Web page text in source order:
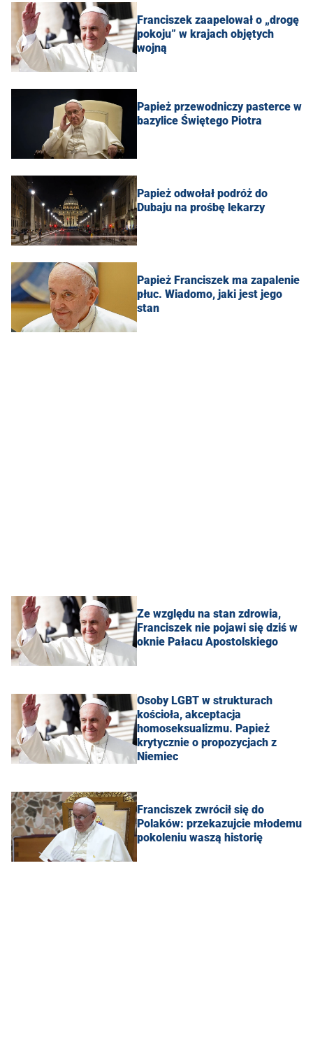
Franciszek zaapelował o „drogę
pokoju” w krajach objętych
wojną
Papież przewodniczy pasterce w
bazylice Świętego Piotra
Papież odwołał podróż do
Dubaju na prośbę lekarzy
Papież Franciszek ma zapalenie
płuc. Wiadomo, jaki jest jego
stan
Ze względu na stan zdrowia,
Franciszek nie pojawi się dziś w
oknie Pałacu Apostolskiego
Osoby LGBT w strukturach
kościoła, akceptacja
homoseksualizmu. Papież
krytycznie o propozycjach z
Niemiec
Franciszek zwrócił się do
Polaków: przekazujcie młodemu
pokoleniu waszą historię